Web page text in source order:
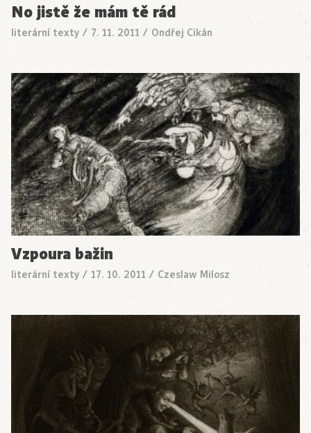
No jistě že mám tě rád
literární texty / 7. 11. 2011 / Ondřej Cikán
Vzpoura bažin
literární texty / 17. 10. 2011 / Czeslaw Milosz